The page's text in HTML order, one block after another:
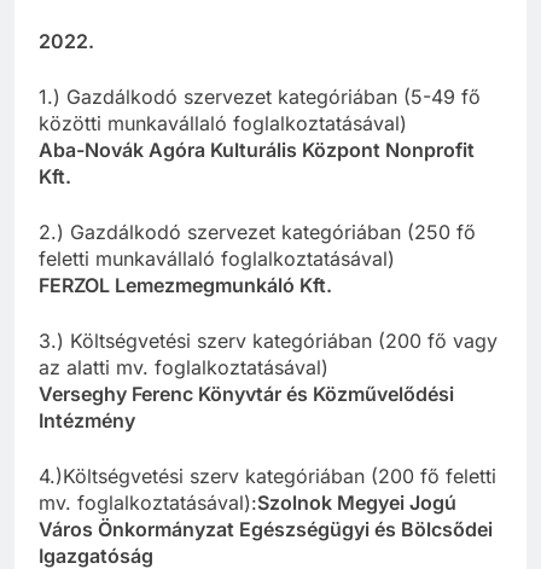
2022.
1.) Gazdálkodó szervezet kategóriában (5-49 fő
közötti munkavállaló foglalkoztatásával)
Aba-Novák Agóra Kulturális Központ Nonprofit
Kft.
2.) Gazdálkodó szervezet kategóriában (250 fő
feletti munkavállaló foglalkoztatásával)
FERZOL Lemezmegmunkáló Kft.
3.) Költségvetési szerv kategóriában (200 fő vagy
az alatti mv. foglalkoztatásával)
Verseghy Ferenc Könyvtár és Közművelődési
Intézmény
4.)Költségvetési szerv kategóriában (200 fő feletti
mv. foglalkoztatásával):Szolnok Megyei Jogú
Város Önkormányzat Egészségügyi és Bölcsődei
Igazgatóság